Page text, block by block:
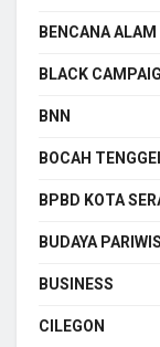
BENCANA ALAM
BLACK
BNN
BOCAH
BPBD KOTA
BUDAYA
BUSINESS
CILEGON